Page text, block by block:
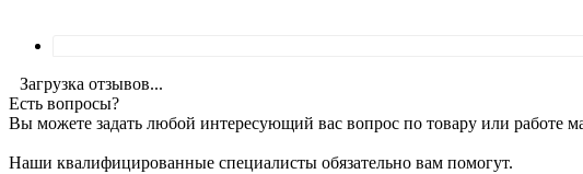
Загрузка отзывов...
Есть вопросы?
Вы можете задать любой интересующий вас вопрос по товару или работе
Наши квалифицированные специалисты обязательно вам помогут.